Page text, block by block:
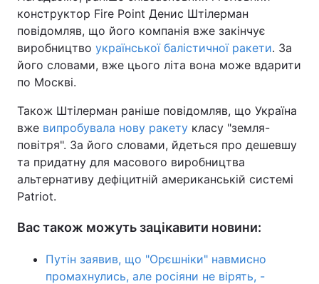
конструктор Fire Point Денис Штілерман
повідомляв, що його компанія вже закінчує
виробництво української балістичної ракети. За
його словами, вже цього літа вона може вдарити
по Москві.
Також Штілерман раніше повідомляв, що Україна
вже випробувала нову ракету класу "земля-
повітря". За його словами, йдеться про дешевшу
та придатну для масового виробництва
альтернативу дефіцитній американській системі
Patriot.
Вас також можуть зацікавити новини:
Путін заявив, що "Орєшніки" навмисно
промахнулись, але росіяни не вірять, -